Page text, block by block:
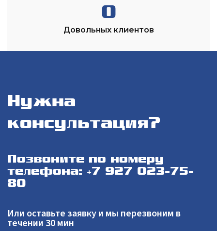
0
Довольных клиентов
Нужна
консультация?
Позвоните по номеру
телефона: +7 927 023-75-
80
Или оставьте заявку и мы перезвоним в
течении 30 мин